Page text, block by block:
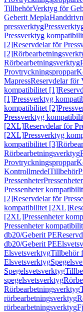
TillbehörVerktyg för
Geberit Mepla
pressverktyg
Pressverktyg
[2]Reservdelar för
[2]
Rörbearbetningsverktyg
Provtryckningsproppar
MapressReservdelar för
kompatibilitet [1]
[1]Pressverktyg
kompatibilitet [2]
Pressverktyg
[2XL]Reservdelar för
[2XL]Pressverktyg
kompatibilitet [3]
Rörbearbetningsverktyg
Provtryckningsproppar
KontrollmedelTillbehör
Pressenheter
Pressenheter
[2]Reservdelar för
kompatibilitet [2XL]
[2XL]Pressenheter
Pressenheter
db20/Geberit PE
db20/Geberit PE
ElsvetsverktygTillbehör
Elsvetsverktyg
Spegelsvetsverktyg
spegelsvetsverktyg
Rörbearbetningsverktyg
rörbearbetningsverktyg
rörbearbetningsverktyg